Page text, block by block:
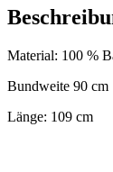
Gr.
42
Menge
Material: 100 %
Bundweite 90 cm
Länge: 109 cm